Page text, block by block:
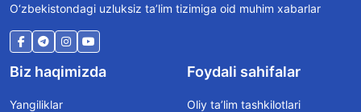
O‘zbekistondagi uzluksiz ta’lim tizimiga oid muhim xabarlar
Biz haqimizda
Yangiliklar
Foydali sahifalar
Oliy ta’lim tashkilotlari